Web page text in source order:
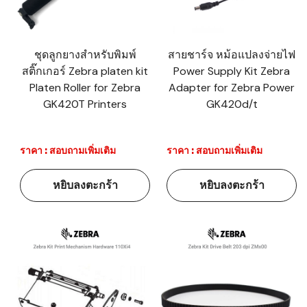
ชุดลูกยางสำหรับพิมพ์
สติ๊กเกอร์ Zebra platen kit
Platen Roller for Zebra
GK420T Printers
ราคา : สอบถามเพิ่มเติม
หยิบลงตะกร้า
สายชาร์จ หม้อแปลงจ่ายไฟ
Power Supply Kit Zebra
Adapter for Zebra Power
GK420d/t
ราคา : สอบถามเพิ่มเติม
หยิบลงตะกร้า